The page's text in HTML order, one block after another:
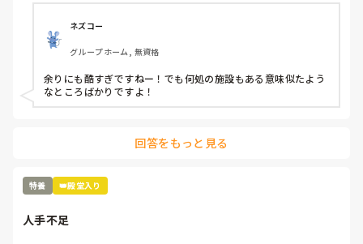
業の用紙を書き換えろと、、、職員のストレスもすごいが、
利用者もこれは精神科？って利用者ばかりを入れる。一晩中
徘徊、放尿、便失禁、暴言、暴力、コール頻回、フラつきが
強く見守りが必要、、、こんな利用者1人じゃみれません。
でも、日中も夜間も1人でみろと、、、なぜ？できないん
だ？と。ハッキリ言って、いつ事故が起きてもおかしくない
状況。そして、体調不良や急変を見つけると、見つけた人か
決めても、話してもちゃんとやってくれない、、、こんな施
ネズコー
グループホーム, 無資格
余りにも酷すぎですねー！でも何処の施設もある意味似たよう
なところばかりですよ！
回答をもっと見る
特養 👑殿堂入り
人手不足